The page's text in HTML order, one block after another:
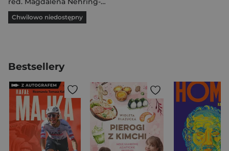
Chwilowo niedostępny
Bestsellery